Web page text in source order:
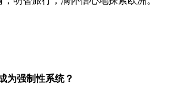
为强制性系统？